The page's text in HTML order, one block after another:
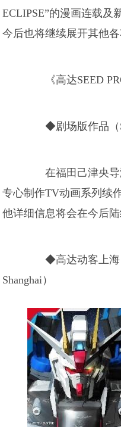
ECLIPSE”的漫画连载及
今后也将继续展开其他各
《高达SEED
◆剧场版作品（
在福田己津央导
专心制作TV动画系列续
他详细信息将会在今后陆
◆高达动客上海
Shanghai）